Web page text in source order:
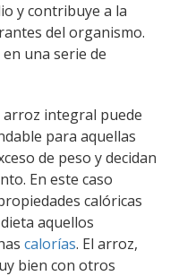
y contribuye a la
del organismo.
una serie de
arroz integral puede
para aquellas
de peso y decidan
En este caso
calóricas
aquellos
calorías. El arroz,
bien con otros